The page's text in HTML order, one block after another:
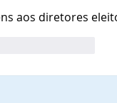
e
aos diretores